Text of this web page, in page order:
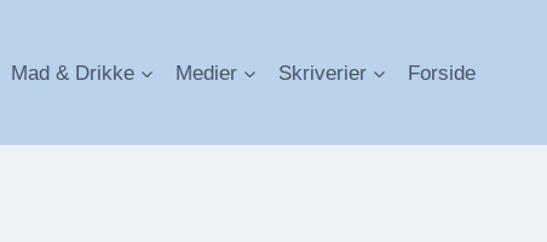
Mad & Drikke Medier Skriverier Forside